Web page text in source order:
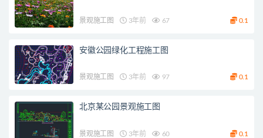
景观施工图 3年前 67 0.1
安徽公园绿化工程施工图
景观施工图 3年前 97 0.1
北京某公园景观施工图
景观施工图 3年前 60 0.1